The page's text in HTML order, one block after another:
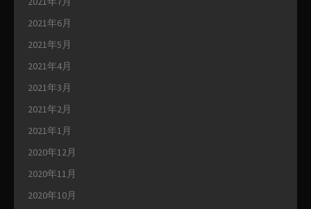
2021年6月
2021年5月
2021年4月
2021年3月
2021年2月
2021年1月
2020年12月
2020年11月
2020年10月